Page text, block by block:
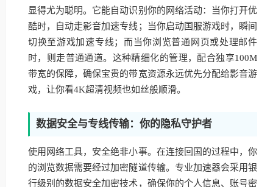
显得尤为聪明。它能自动识别你的网络活动：当你打开优
酷时，自动走影音加速专线；当你启动国服游戏时，瞬间
切换至游戏加速专线；而当你浏览普通网页或处理邮件
时，则走普通通道。这种精细化的管理，配合独享100M
带宽的保障，确保宝贵的带宽资源永远优先分配给影音游
戏，让你看4K超清视频也如丝般顺滑。
数据安全与专线传输：你的隐私守护者
使用网络工具，安全绝非小事。在连接回国的过程中，你
的浏览数据需要经过加密隧道传输。专业加速器会采用银
行级别的数据安全加密技术，确保你的个人信息、账号密